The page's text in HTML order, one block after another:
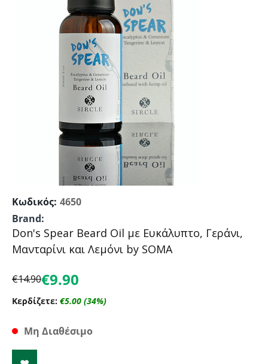
Don's Spear Beard Oil με Ευκάλυπτο, Γεράνι,
Μανταρίνι και Λεμόνι by SOMA
Brand:
€14.90€9.90
Κερδίζετε: €5.00 (34%)
Κωδικός: 4650
Μη Διαθέσιμο